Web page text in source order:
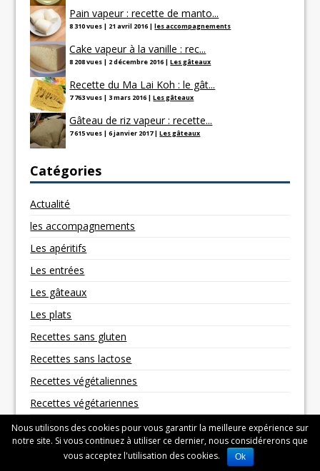
Pain vapeur : recette de manto...
8 310 vues | 21 avril 2016 |les accompagnements
Cake vapeur à la vanille : rec...
8 208 vues | 2 décembre 2016 |Les gâteaux
Recette du Ma Lai Koh : le gât...
7 763 vues |3 mars 2016 |Les gâteaux
Gâteau de riz vapeur : recette...
7 615 vues |6 janvier 2017|Les gâteaux
Catégories
Actualité
les accompagnements
Les apéritifs
Les entrées
Les gâteaux
Les plats
Recettes sans gluten
Recettes sans lactose
Recettes végétaliennes
Recettes végétariennes
Copyright © 2026
Nous utilisons des cookies pour vous garantir la meilleure expérience sur
notre site. Si vous continuez à utiliser ce dernier, nous considérerons que
vous acceptez l'utilisation des cookies.
Ok